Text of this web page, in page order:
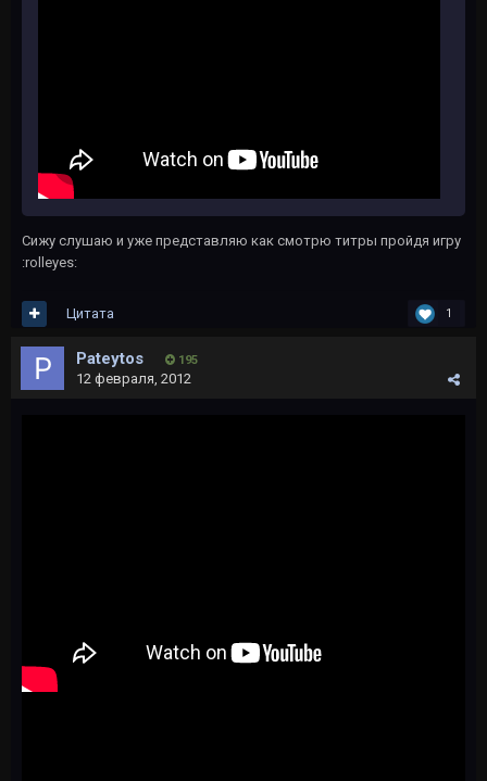
Сижу слушаю и уже представляю как смотрю титры пройдя игру
:rolleyes:
1
Цитата
Pateytos 195
12 февраля, 2012